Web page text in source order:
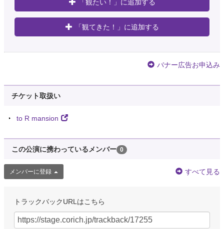
「観たい！」に追加する
「観てきた！」に追加する
バナー広告お申込み
チケット取扱い
to R mansion
この公演に携わっているメンバー 0
メンバーに登録 すべて見る
トラックバックURLはこちら